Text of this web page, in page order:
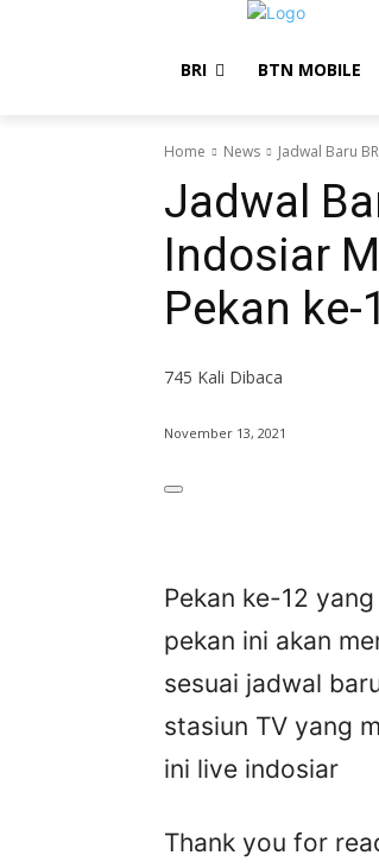
BRI BTN MOBILE
Home News Jadwal Baru
Jadwal
Indosiar
Pekan ke-
745 Kali Dibaca
November 13, 2021
Pekan ke-12
pekan ini akan
sesuai jadwal
stasiun TV yang
ini live indosiar
Thank you for